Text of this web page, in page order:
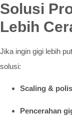
Solusi
Lebih
Jika ingin gigi lebih
solusi:
Scaling &
Pencerahan